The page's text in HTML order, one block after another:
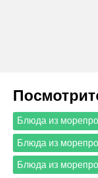
Блюда из
Блюда из
Блюда из